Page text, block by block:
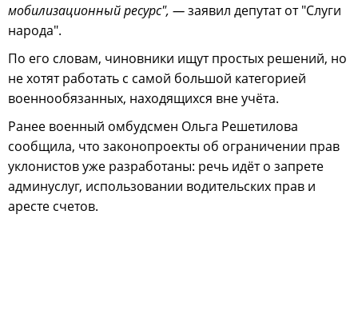
мобилизационный ресурс", —заявил депутат от "Слуги
народа".
По его словам, чиновники ищут простых решений, но
не хотят работать с самой большой категорией
военнообязанных, находящихся вне учёта.
Ранее военный омбудсмен Ольга Решетилова
сообщила, что законопроекты об ограничении прав
уклонистов уже разработаны: речь идёт о запрете
админуслуг, использовании водительских прав и
аресте счетов.